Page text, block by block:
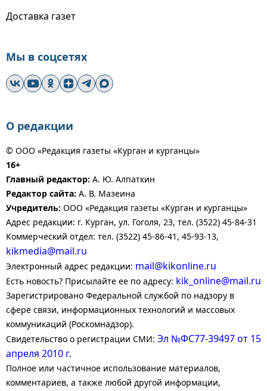
Доставка газет
Мы в соцсетях
О редакции
© ООО «Редакция газеты «Курган и курганцы»
16+
Главный редактор: А. Ю. Алпаткин
Редактор сайта: А. В. Мазеина
Учредитель: ООО «Редакция газеты «Курган и курганцы»
Адрес редакции: г. Курган, ул. Гоголя, 23, тел. (3522) 45-84-31
Коммерческий отдел: тел. (3522) 45-86-41, 45-93-13,
kikmedia@mail.ru
Электронный адрес редакции: mail@kikonline.ru
Есть новость? Присылайте ее по адресу: kik_online@mail.ru
Зарегистрировано Федеральной службой по надзору в
сфере связи, информационных технологий и массовых
коммуникаций (Роскомнадзор).
Свидетельство о регистрации СМИ: Эл №ФС77-39497 от 15
апреля 2010 г.
Полное или частичное использование материалов,
комментариев, а также любой другой информации,